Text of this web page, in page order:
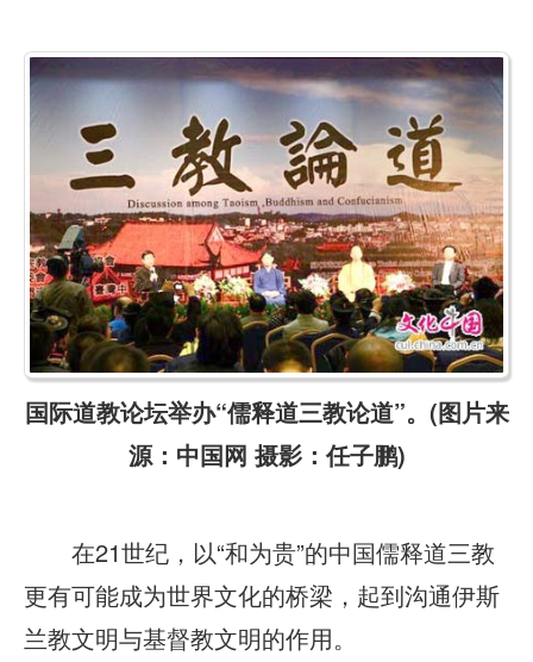
国际道教论坛举办“儒释道三教论道”。(图片来
源：中国网 摄影：任子鹏)
在21世纪，以“和为贵”的中国儒释道三教
更有可能成为世界文化的桥梁，起到沟通伊斯
兰教文明与基督教文明的作用。